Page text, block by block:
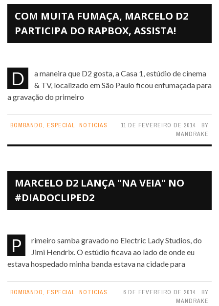
COM MUITA FUMAÇA, MARCELO D2
PARTICIPA DO RAPBOX, ASSISTA!
Da maneira que D2 gosta, a Casa 1, estúdio de cinema
& TV, localizado em São Paulo ficou enfumaçada para
a gravação do primeiro
BOMBANDO, ESPECIAL, NOTICIAS 11 DE FEVEREIRO DE 2014
BY
MANDRAKE
MARCELO D2 LANÇA "NA VEIA" NO
#DIADOCLIPED2
Primeiro samba gravado no Electric Lady Studios, do
Jimi Hendrix. O estúdio ficava ao lado de onde eu
estava hospedado minha banda estava na cidade para
BOMBANDO, ESPECIAL, NOTICIAS 6 DE FEVEREIRO DE 2014
BY
MANDRAKE